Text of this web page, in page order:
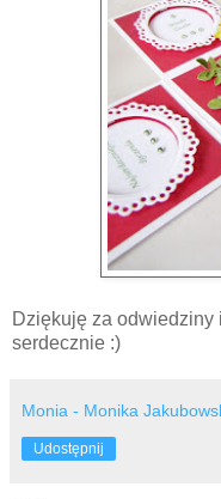
Dziękuję za odwiedziny
serdecznie :)
Monia - Monika
Udostępnij